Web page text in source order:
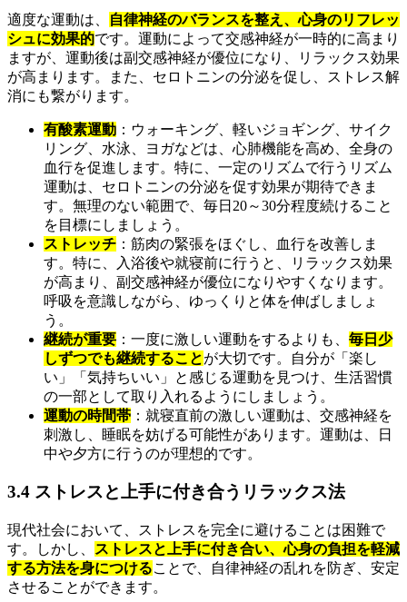
適度な運動は、
自律神経のバランスを整え、心身のリフレッ
シュに効果的です。運動によって交感神経が一時的に高まり
ますが、運動後は副交感神経が優位になり、リラックス効果
が高まります。また、セロトニンの分泌を促し、ストレス解
消にも繋がります。
有酸素運動 ：ウォーキング、軽いジョギング、サイク
リング、水泳、ヨガなどは、心肺機能を高め、全身の
血行を促進します。特に、一定のリズムで行うリズム
運動は、セロトニンの分泌を促す効果が期待できま
す。無理のない範囲で、毎日20～30分程度続けること
を目標にしましょう。
ストレッチ ：筋肉の緊張をほぐし、血行を改善しま
す。特に、入浴後や就寝前に行うと、リラックス効果
が高まり、副交感神経が優位になりやすくなります。
呼吸を意識しながら、ゆっくりと体を伸ばしましょ
う。
継続が重要 ：一度に激しい運動をするよりも、 毎日少
しずつでも継続することが大切です。自分が「楽し
い」「気持ちいい」と感じる運動を見つけ、生活習慣
の一部として取り入れるようにしましょう。
運動の時間帯 ：就寝直前の激しい運動は、交感神経を
刺激し、睡眠を妨げる可能性があります。運動は、日
中や夕方に行うのが理想的です。
3.4 ストレスと上手に付き合うリラックス法
現代社会において、ストレスを完全に避けることは困難で
す。しかし、
ストレスと上手に付き合い、心身の負担を軽減
する方法を身につけることで、自律神経の乱れを防ぎ、安定
させることができます。